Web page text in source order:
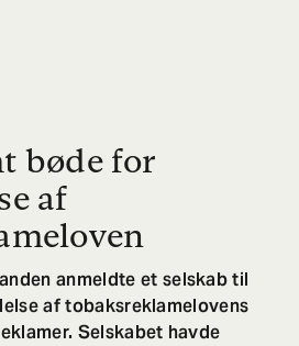
bøde for
af
anmeldte et selskab til
af tobaksreklamelovens
Selskabet havde